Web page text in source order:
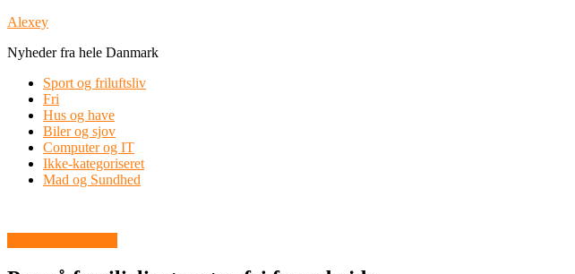
Skip
content
Alexey
Nyheder fra hele Danmark
Sport og friluftsliv
Fri
Hus og have
Biler og sjov
Computer og IT
Ikke-kategoriseret
Mad og Sundhed